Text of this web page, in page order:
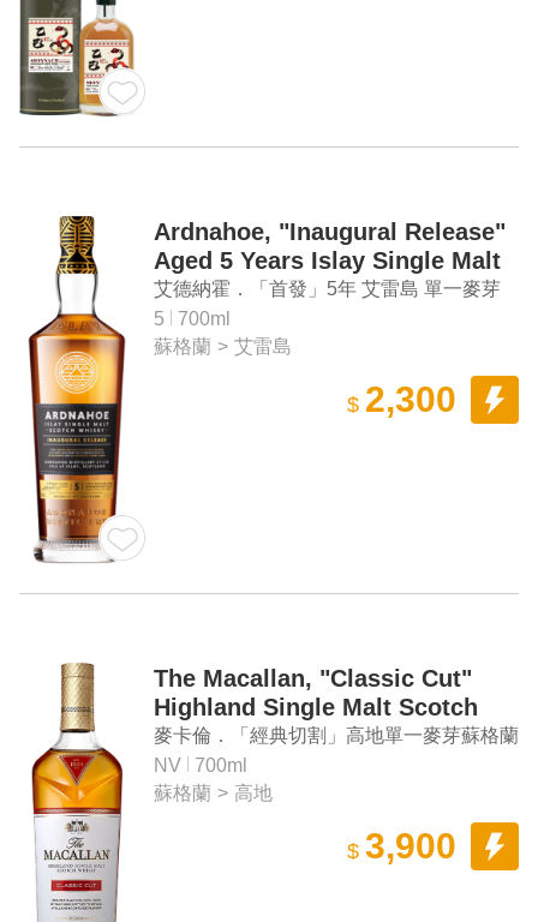
Ardnahoe, "Inaugural Release"
Aged 5 Years Islay Single Malt
Scotch Whisky
艾德納霍．「首發」5年 艾雷島 單一麥芽
蘇格蘭威士忌
5
700ml
蘇格蘭 > 艾雷島
$ 2,300
The Macallan, "Classic Cut"
Highland Single Malt Scotch
Whisky (2024 Limited Edition)
麥卡倫．「經典切割」高地單一麥芽蘇格蘭
威士忌（2024限量版）
NV
700ml
蘇格蘭 > 高地
$ 3,900